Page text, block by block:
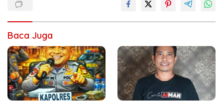
Baca Juga